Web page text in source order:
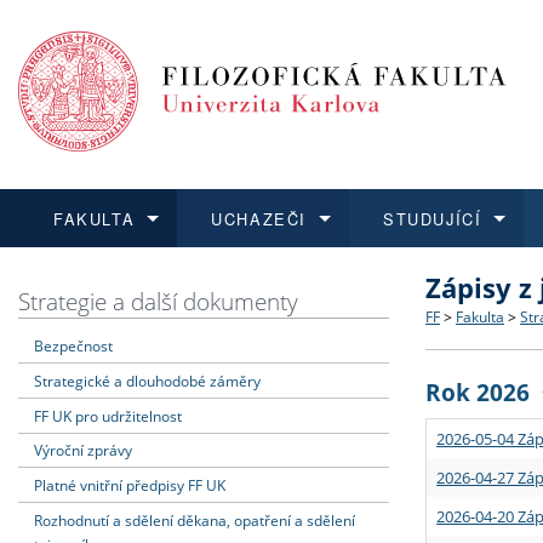
FAKULTA
Dozvědět se více
Struktura
Strategie
Podpora
UCHAZEČI
Podat přihlášku
Co
Učitelské
STUDUJÍCÍ
Dozvědět se více
Rigorózní
Dozvědět se více
O vědě a
Granty a
Dozvědět se více
Aktuální
Strategie a další dokumenty
Bezpečnost
Strategické a dlouhodobé záměry
FF UK pro udržitelnost
Výroční zprávy
Platné vnitřní předpisy FF UK
Rozhodnutí a sdělení děkana, opatření a sdělení
Zápisy
FF > Fakulta >
Rok 2026
2026-05-04
2026-04-27
2026-04-20